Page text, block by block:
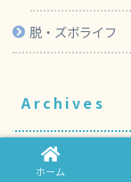
脱・ズボライフ
Archives
2026年
ホーム